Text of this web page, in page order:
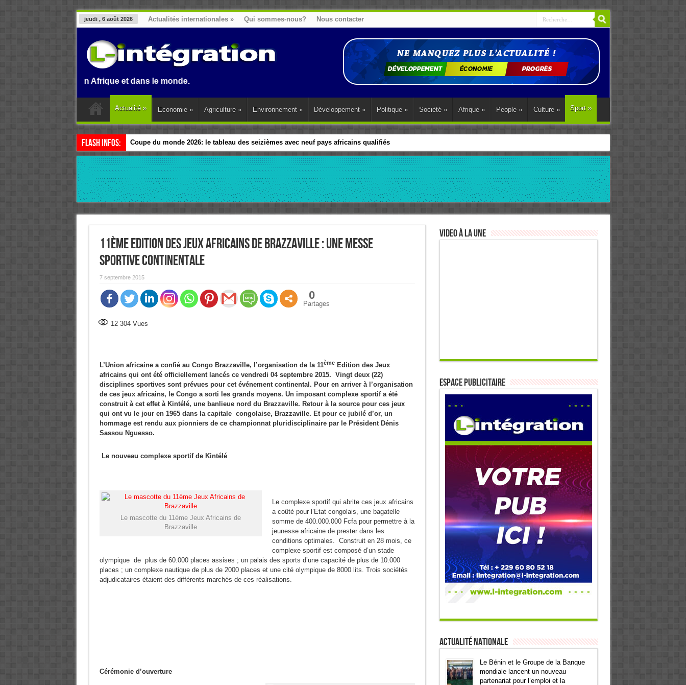
jeudi , 6 août 2026 Actualités internationales » Qui sommes-nous? Nous contacter
Benin, en Afrique et dans le monde.
Actualité » Economie » Agriculture » Environnement » Développement » Politique » Société » Afrique » People » Culture » Sport »
Flash Infos: Coupe du monde 2026: le tableau des seizièmes avec neuf pays africains qualifiés
11ème Edition des Jeux africains de Brazzaville : Une messe
sportive continentale
7 septembre 2015
0
Partages
12 304Vues
L’Union africaine a confié au Congo Brazzaville, l’organisation de la 11èmeEdition des Jeux
africains qui ont été officiellement lancés ce vendredi 04 septembre 2015. Vingt deux (22)
disciplines sportives sont prévues pour cet événement continental. Pour en arriver à l’organisation
de ces jeux africains, le Congo a sorti les grands moyens. Un imposant complexe sportif a été
construit à cet effet à Kintélé, une banlieue nord du Brazzaville. Retour à la source pour ces jeux
qui ont vu le jour en 1965 dans la capitale congolaise, Brazzaville. Et pour ce jubilé d’or, un
hommage est rendu aux pionniers de ce championnat pluridisciplinaire par le Président Dénis
Sassou Nguesso.
Le nouveau complexe sportif de Kintélé
Le mascotte du 11ème Jeux Africains de
Brazzaville
Le complexe sportif qui abrite ces jeux africains
a coûté pour l’Etat congolais, une bagatelle
somme de 400.000.000 Fcfa pour permettre à la
jeunesse africaine de prester dans les
conditions optimales. Construit en 28 mois, ce
complexe sportif est composé d’un stade
olympique de plus de 60.000 places assises ; un palais des sports d’une capacité de plus de 10.000
places ; un complexe nautique de plus de 2000 places et une cité olympique de 8000 lits. Trois sociétés
adjudicataires étaient des différents marchés de ces réalisations.
Cérémonie d’ouverture
Video à la Une
ESPACE PUBLICITAIRE
Actualité Nationale
Le Bénin et le Groupe de la Banque
mondiale lancent un nouveau
partenariat pour l’emploi et la